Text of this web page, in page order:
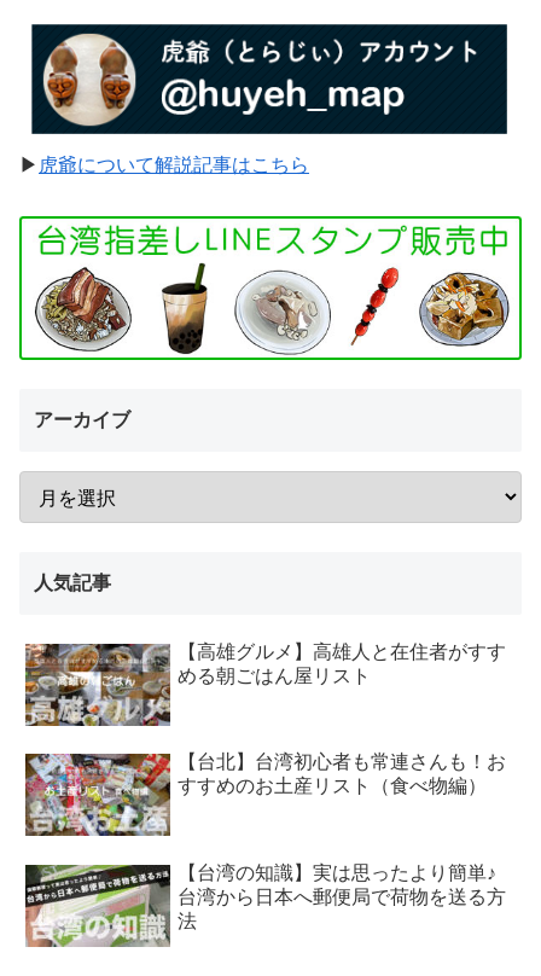
▶︎ 虎爺について解説記事はこちら
アーカイブ
人気記事
【高雄グルメ】高雄人と在住者がすす
める朝ごはん屋リスト
【台北】台湾初心者も常連さんも！お
すすめのお土産リスト（食べ物編）
【台湾の知識】実は思ったより簡単♪
台湾から日本へ郵便局で荷物を送る方
法